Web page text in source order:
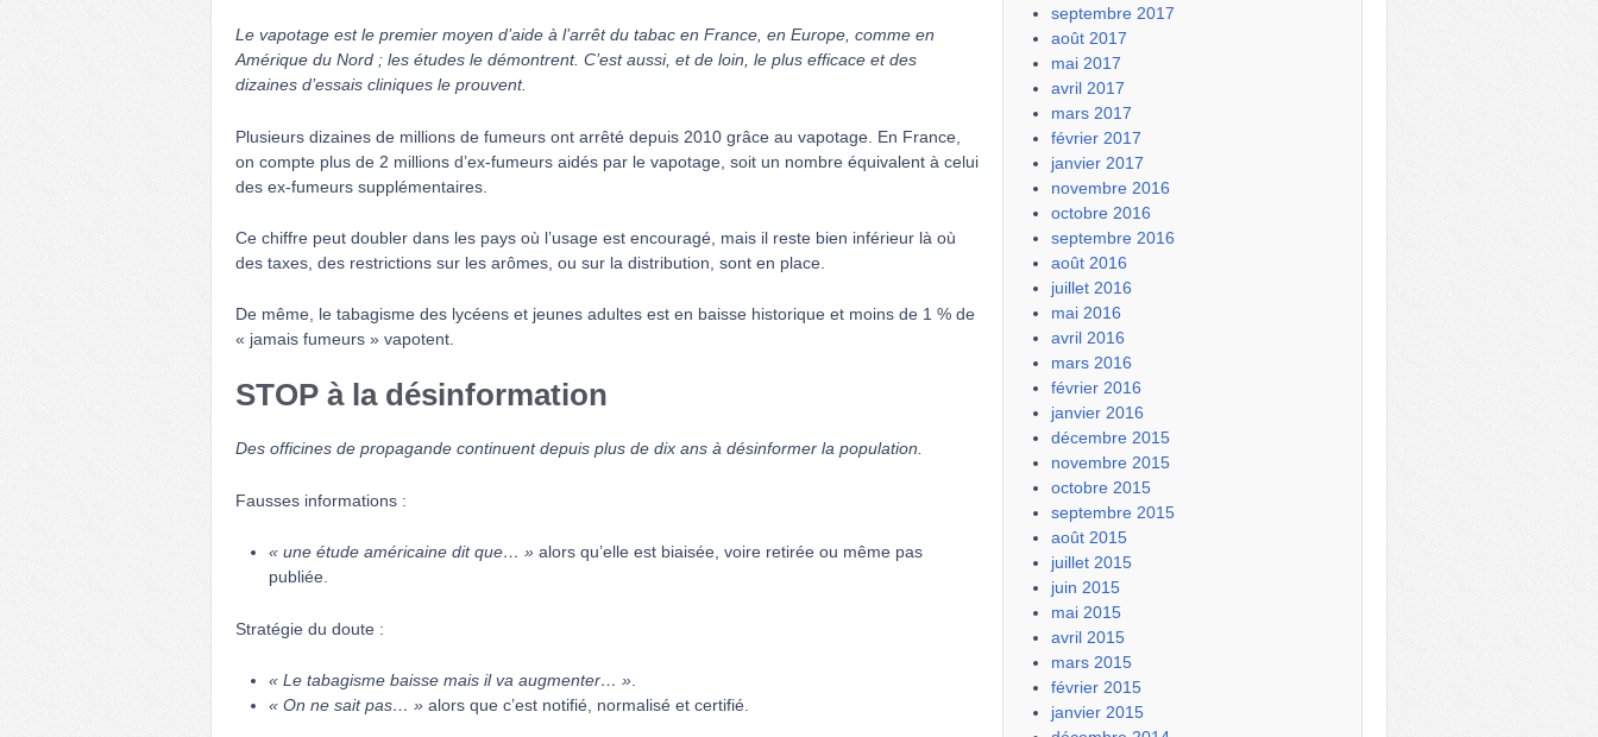
Le vapotage est le premier moyen d’aide à l’arrêt du tabac en France, en Europe, comme en
Amérique du Nord ; les études le démontrent. C’est aussi, et de loin, le plus efficace et des
dizaines d’essais cliniques le prouvent.
Plusieurs dizaines de millions de fumeurs ont arrêté depuis 2010 grâce au vapotage. En France,
on compte plus de 2 millions d’ex-fumeurs aidés par le vapotage, soit un nombre équivalent à celui
des ex-fumeurs supplémentaires.
Ce chiffre peut doubler dans les pays où l’usage est encouragé, mais il reste bien inférieur là où
des taxes, des restrictions sur les arômes, ou sur la distribution, sont en place.
De même, le tabagisme des lycéens et jeunes adultes est en baisse historique et moins de 1 % de
« jamais fumeurs » vapotent.
STOP à la désinformation
Des officines de propagande continuent depuis plus de dix ans à désinformer la population.
Fausses informations :
« une étude américaine dit que… » alors qu’elle est biaisée, voire retirée ou même pas
publiée.
Stratégie du doute :
« Le tabagisme baisse mais il va augmenter… »
« On ne sait pas… » alors que c’est notifié, normalisé et certifié.
septembre 2017
août 2017
mai 2017
avril 2017
mars 2017
février 2017
janvier 2017
novembre 2016
octobre 2016
septembre 2016
août 2016
juillet 2016
mai 2016
avril 2016
mars 2016
février 2016
janvier 2016
décembre 2015
novembre 2015
octobre 2015
septembre 2015
août 2015
juillet 2015
juin 2015
mai 2015
avril 2015
mars 2015
février 2015
janvier 2015